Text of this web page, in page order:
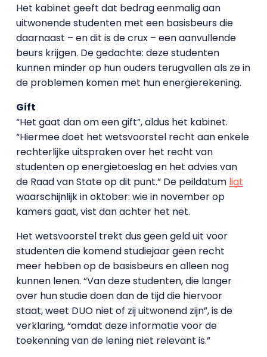
Het kabinet geeft dat bedrag eenmalig aan
uitwonende studenten met een basisbeurs die
daarnaast – en dit is de crux – een aanvullende
beurs krijgen. De gedachte: deze studenten
kunnen minder op hun ouders terugvallen als ze in
de problemen komen met hun energierekening.
Gift
“Het gaat dan om een gift”, aldus het kabinet.
“Hiermee doet het wetsvoorstel recht aan enkele
rechterlijke uitspraken over het recht van
studenten op energietoeslag en het advies van
de Raad van State op dit punt.” De peildatum ligt
waarschijnlijk in oktober: wie in november op
kamers gaat, vist dan achter het net.
Het wetsvoorstel trekt dus geen geld uit voor
studenten die komend studiejaar geen recht
meer hebben op de basisbeurs en alleen nog
kunnen lenen. “Van deze studenten, die langer
over hun studie doen dan de tijd die hiervoor
staat, weet DUO niet of zij uitwonend zijn”, is de
verklaring, “omdat deze informatie voor de
toekenning van de lening niet relevant is.”